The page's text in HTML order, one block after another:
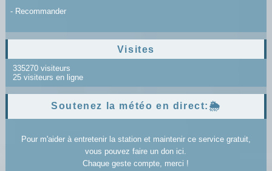
- Recommander
Visites
335270 visiteurs
25 visiteurs en ligne
Soutenez la météo en direct:🌦️
Pour m'aider à entretenir la station et maintenir ce service gratuit,
vous pouvez faire un don ici.
Chaque geste compte, merci !